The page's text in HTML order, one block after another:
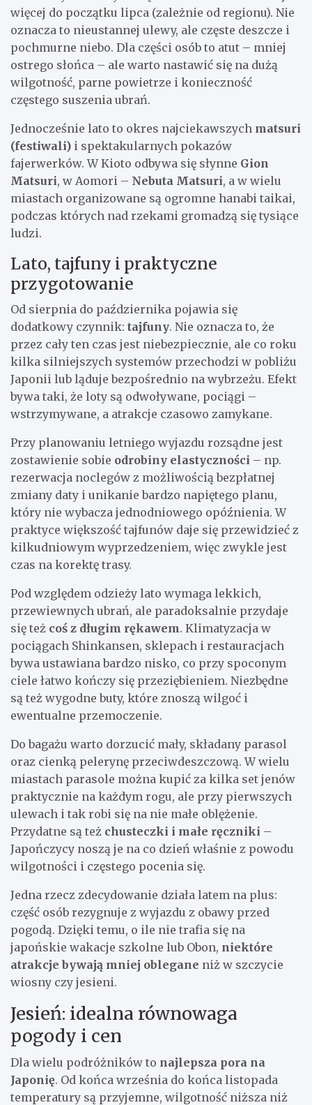
więcej do początku lipca (zależnie od regionu). Nie
oznacza to nieustannej ulewy, ale częste deszcze i
pochmurne niebo. Dla części osób to atut – mniej
ostrego słońca – ale warto nastawić się na dużą
wilgotność, parne powietrze i konieczność
częstego suszenia ubrań.
Jednocześnie lato to okres najciekawszych matsuri
(festiwali) i spektakularnych pokazów
fajerwerków. W Kioto odbywa się słynne Gion
Matsuri, w Aomori – Nebuta Matsuri, a w wielu
miastach organizowane są ogromne hanabi taikai,
podczas których nad rzekami gromadzą się tysiące
ludzi.
Lato, tajfuny i praktyczne
przygotowanie
Od sierpnia do października pojawia się
dodatkowy czynnik: tajfuny. Nie oznacza to, że
przez cały ten czas jest niebezpiecznie, ale co roku
kilka silniejszych systemów przechodzi w pobliżu
Japonii lub ląduje bezpośrednio na wybrzeżu. Efekt
bywa taki, że loty są odwoływane, pociągi –
wstrzymywane, a atrakcje czasowo zamykane.
Przy planowaniu letniego wyjazdu rozsądne jest
zostawienie sobie odrobiny elastyczności – np.
rezerwacja noclegów z możliwością bezpłatnej
zmiany daty i unikanie bardzo napiętego planu,
który nie wybacza jednodniowego opóźnienia. W
praktyce większość tajfunów daje się przewidzieć z
kilkudniowym wyprzedzeniem, więc zwykle jest
czas na korektę trasy.
Pod względem odzieży lato wymaga lekkich,
przewiewnych ubrań, ale paradoksalnie przydaje
się też coś z długim rękawem. Klimatyzacja w
pociągach Shinkansen, sklepach i restauracjach
bywa ustawiana bardzo nisko, co przy spoconym
ciele łatwo kończy się przeziębieniem. Niezbędne
są też wygodne buty, które znoszą wilgoć i
ewentualne przemoczenie.
Do bagażu warto dorzucić mały, składany parasol
oraz cienką pelerynę przeciwdeszczową. W wielu
miastach parasole można kupić za kilka set jenów
praktycznie na każdym rogu, ale przy pierwszych
ulewach i tak robi się na nie małe oblężenie.
Przydatne są też chusteczki i małe ręczniki –
Japończycy noszą je na co dzień właśnie z powodu
wilgotności i częstego pocenia się.
Jedna rzecz zdecydowanie działa latem na plus:
część osób rezygnuje z wyjazdu z obawy przed
pogodą. Dzięki temu, o ile nie trafia się na
japońskie wakacje szkolne lub Obon, niektóre
atrakcje bywają mniej oblegane niż w szczycie
wiosny czy jesieni.
Jesień: idealna równowaga
pogody i cen
Dla wielu podróżników to najlepsza pora na
Japonię. Od końca września do końca listopada
temperatury są przyjemne, wilgotność niższa niż